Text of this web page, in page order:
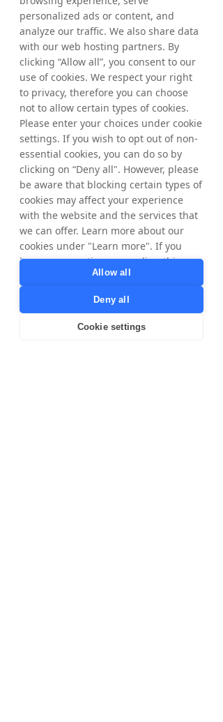
Het is nog steeds het meest succesvolle
pan-Europese prestatiemarketingbedrijf,
dat strategisch internationaal inzicht
combineert met gedetailleerde expertise in
het land. Het helpt 2000 adverteerders hun
bedrijfsdoelen te bereiken via het
hoogwaardige netwerk van 130.000
uitgevers en was de eerste die een
geïntegreerd e- en m-commerce-aanbod
aanbood om adverteerders te helpen hun
online programma's uit te breiden naar
gebruikers op mobiele apparaten.
Tradedoubler streeft naar nauwe
samenwerking met elke klant, om hen te
helpen inkomsten te genereren en
succesvol te zijn op nationale en
internationale schaal. Onder de
adverteerders van Tradedoubler bevinden
zich American Express, ClubMed, Disney,
Expedia en CDON. Het aandeel is
Stockholm Exchange. Meer informatie is te
personalized ads or content, and
analyze our traffic. We also share data
with our web hosting partners. By
clicking “Allow all”, you consent to our
use of cookies. We respect your right
to privacy, therefore you can choose
not to allow certain types of cookies.
Please enter your choices under cookie
settings. If you wish to opt out of non-
essential cookies, you can do so by
clicking on “Deny all". However, please
be aware that blocking certain types of
cookies may affect your experience
with the website and the services that
we can offer. Learn more about our
cookies under "Learn more". If you
have any questions regarding this,
privacy@tradedoubler.com
dpo@tradedoubler.com
read more about our data processing
Allow all
Deny all
Cookie settings